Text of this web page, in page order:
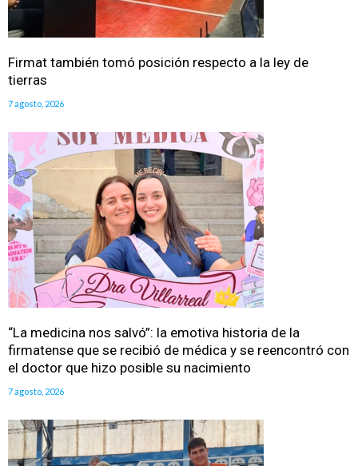
Firmat también tomó posición respecto a la ley de
tierras
7 agosto, 2026
“La medicina nos salvó”: la emotiva historia de la
firmatense que se recibió de médica y se reencontró con
el doctor que hizo posible su nacimiento
7 agosto, 2026